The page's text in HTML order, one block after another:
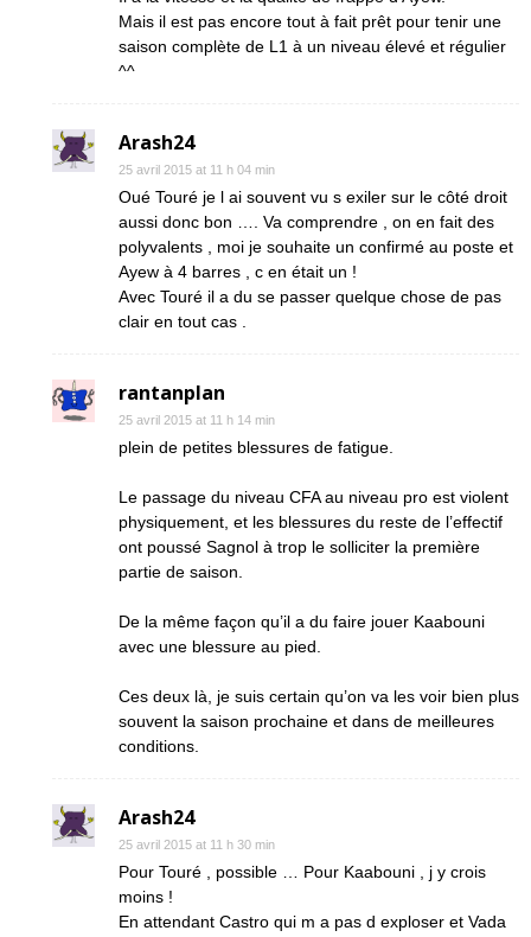
Mais il est pas encore tout à fait prêt pour tenir une
saison complète de L1 à un niveau élevé et régulier
^^
Arash24
25 avril 2015 at 11 h 04 min
Oué Touré je l ai souvent vu s exiler sur le côté droit
aussi donc bon …. Va comprendre , on en fait des
polyvalents , moi je souhaite un confirmé au poste et
Ayew à 4 barres , c en était un !
Avec Touré il a du se passer quelque chose de pas
clair en tout cas .
rantanplan
25 avril 2015 at 11 h 14 min
plein de petites blessures de fatigue.
Le passage du niveau CFA au niveau pro est violent
physiquement, et les blessures du reste de l’effectif
ont poussé Sagnol à trop le solliciter la première
partie de saison.
De la même façon qu’il a du faire jouer Kaabouni
avec une blessure au pied.
Ces deux là, je suis certain qu’on va les voir bien plus
souvent la saison prochaine et dans de meilleures
conditions.
Arash24
25 avril 2015 at 11 h 30 min
Pour Touré , possible … Pour Kaabouni , j y crois
moins !
En attendant Castro qui m a pas d exploser et Vada